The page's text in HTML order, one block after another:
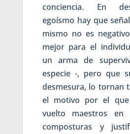
conciencia. En
egoísmo hay que
mismo no es
mejor para el
un arma de
especie -, pero que
desmesura, lo tornan
el motivo por el
vuelto maestros en
composturas y